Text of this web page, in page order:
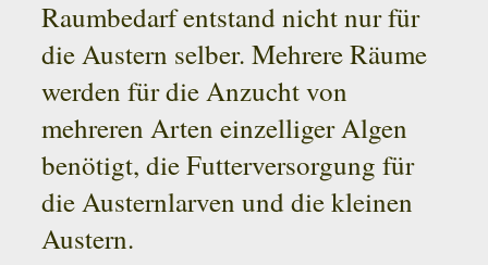
Raumbedarf entstand nicht nur für
die Austern selber. Mehrere Räume
werden für die Anzucht von
mehreren Arten einzelliger Algen
benötigt, die Futterversorgung für
die Austernlarven und die kleinen
Austern.